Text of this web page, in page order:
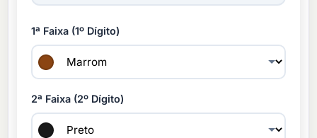
1ª Faixa (1º Dígito)
2ª Faixa (2º Dígito)